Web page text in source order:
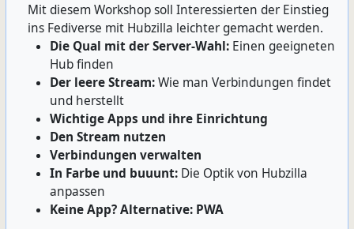
Mit diesem Workshop soll Interessierten der Einstieg
ins Fediverse mit Hubzilla leichter gemacht werden.
Die Qual mit der Server-Wahl: Einen geeigneten
Hub finden
Der leere Stream:Wie man Verbindungen findet
und herstellt
Wichtige Apps und ihre Einrichtung
Den Stream nutzen
Verbindungen verwalten
In Farbe und buuunt: Die Optik von Hubzilla
anpassen
Keine App? Alternative: PWA